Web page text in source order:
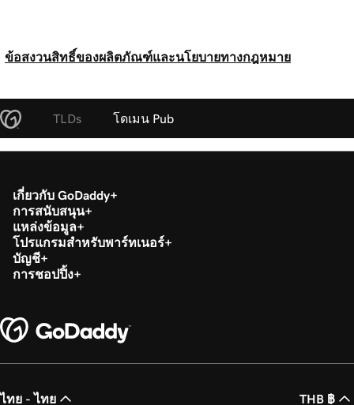
ข้อสงวนสิทธิ์ของผลิตภัณฑ์และนโยบายทางกฎหมาย
TLDs โดเมน Pub
เกี่ยวกับ GoDaddy
การสนับสนุน
แหล่งข้อมูล
โปรแกรมสำหรับพาร์ทเนอร์
บัญชี
การชอปปิ้ง
ไทย - ไทย THB ฿